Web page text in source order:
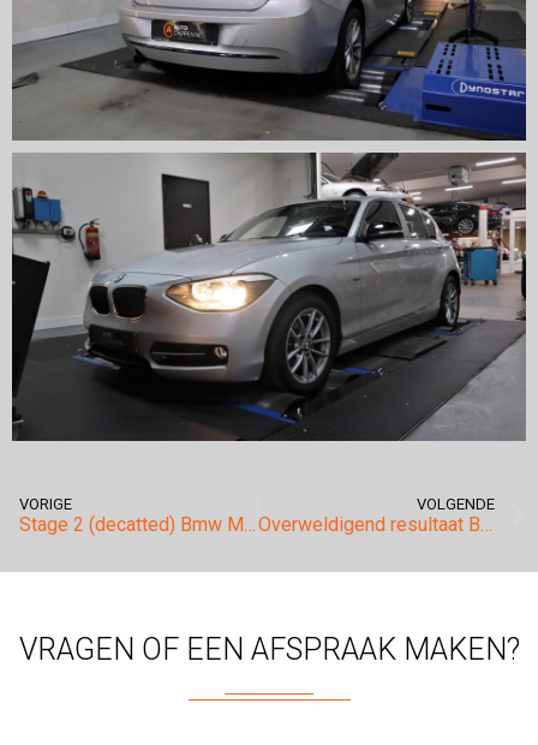
VORIGE
Stage 2 (decatted) Bmw M6 4.4 V8 Bi-Turbo.
VOLGENDE
Overweldigend resultaat Bmw F-series 535D (299pk).
VRAGEN OF EEN AFSPRAAK MAKEN?